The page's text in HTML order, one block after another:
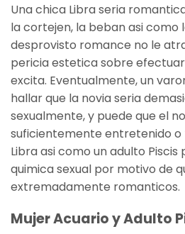
Una chica Libra seri­a
la cortejen, la beban asi­ como
desprovisto romance no le
pericia estetica sobre
excita. Eventualmente, un
hallar que la novia seri­a
sexualmente, y puede que el
suficientemente entretenido o
Libra asi­ como un adulto
quimica sexual por motivo de
extremadamente romanticos.
Mujer Acuario y Adulto